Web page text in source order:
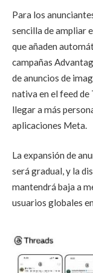
Para los
sencilla de ampliar
que añaden
campañas
de anuncios de
nativa en el feed de
llegar a más
aplicaciones Meta.
La expansión de
será gradual, y la
mantendrá baja a
usuarios globales